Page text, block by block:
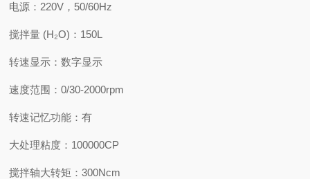
电源： 220V，50/60Hz
搅拌量 (H₂O)： 150L
转速显示：数字显示
速度范围：0/30-2000rpm
转速记忆功能：有
大处理粘度： 100000CP
搅拌轴大转矩：300Ncm